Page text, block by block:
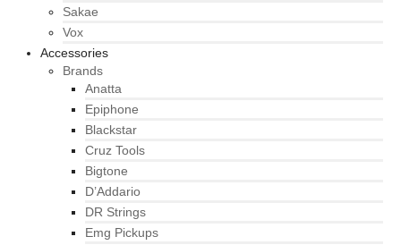
Sakae
Vox
Accessories
Brands
Anatta
Epiphone
Blackstar
Cruz Tools
Bigtone
D’Addario
DR Strings
Emg Pickups